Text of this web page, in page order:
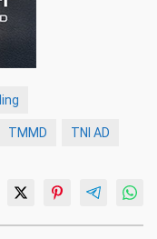
TMMD TNI AD